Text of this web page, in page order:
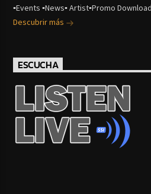
▪Events ▪News▪ Artist▪Promo
Descubrir más
ESCUCHA